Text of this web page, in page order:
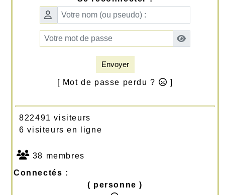
Envoyer
[ Mot de passe perdu ? ]
822491 visiteurs
6 visiteurs en ligne
38 membres
Connectés :
( personne )